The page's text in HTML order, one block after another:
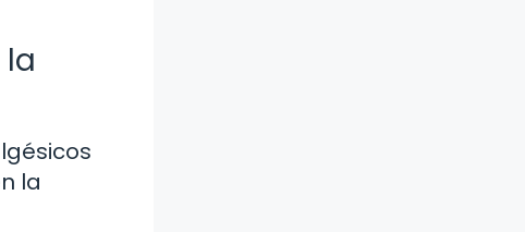
la